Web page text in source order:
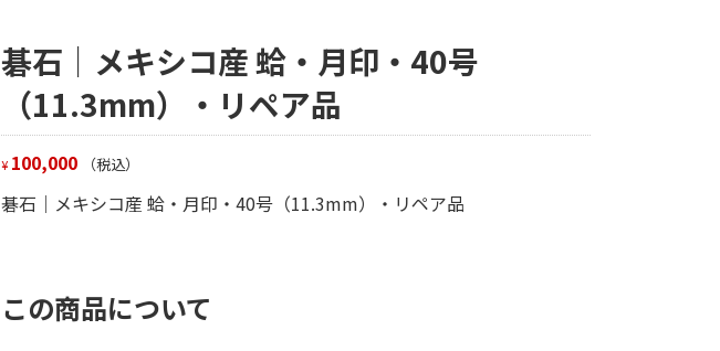
碁石｜メキシコ産 蛤・月印・40号
（11.3mm）・リペア品
¥ 100,000 （税込）
碁石｜メキシコ産 蛤・月印・40号（11.3mm）・リペア品
この商品について